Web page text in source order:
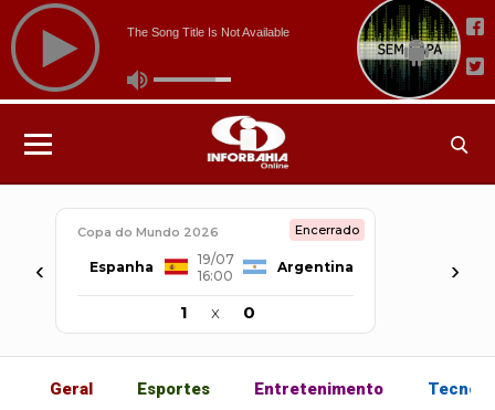
‹
Copa do Mundo 2026 Encerrado
Espanha
19/07
16:00
Argentina
1 x 0
›
Geral Esportes Entretenimento